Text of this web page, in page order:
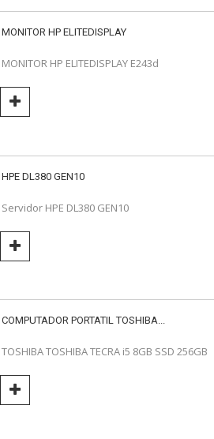
MONITOR HP ELITEDISPLAY
MONITOR HP ELITEDISPLAY E243d
HPE DL380 GEN10
Servidor HPE DL380 GEN10
COMPUTADOR PORTATIL TOSHIBA...
TOSHIBA TOSHIBA TECRA i5 8GB SSD 256GB